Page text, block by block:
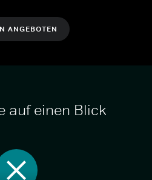
ANGEBOTEN
auf einen Blick